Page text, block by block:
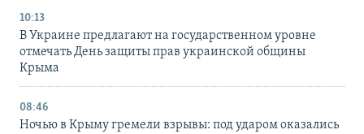
10:13
В Украине предлагают на государственном уровне
отмечать День защиты прав украинской общины
Крыма
08:46
Ночью в Крыму гремели взрывы: под ударом оказались